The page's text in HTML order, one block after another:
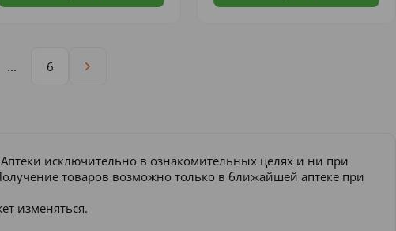
... 6
исключительно в ознакомительных целях и ни при
товаров возможно только в ближайшей аптеке при
изменяться.